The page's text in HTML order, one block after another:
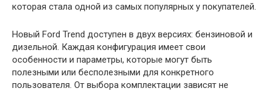
которая стала одной из самых популярных у покупателей.
Новый Ford Trend доступен в двух версиях: бензиновой и
дизельной. Каждая конфигурация имеет свои
особенности и параметры, которые могут быть
полезными или бесполезными для конкретного
пользователя. От выбора комплектации зависят не